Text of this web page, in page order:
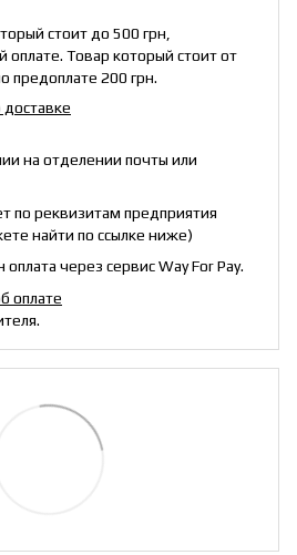
стоит до 500 грн,
оплате. Товар который стоит от
предоплате 200 грн.
на отделении почты или
по реквизитам предприятия
найти по ссылке ниже)
через сервис Way For Pay.
оплате